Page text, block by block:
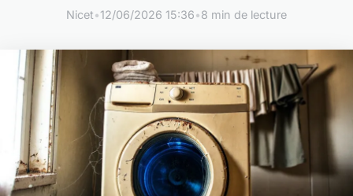
Nicet•12/06/2026 15:36•8 min de lecture